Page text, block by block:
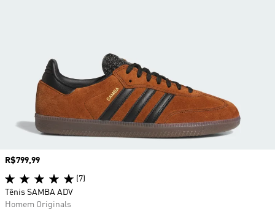
Preço
R$799,99
(7)
Tênis SAMBA ADV
Homem Originals